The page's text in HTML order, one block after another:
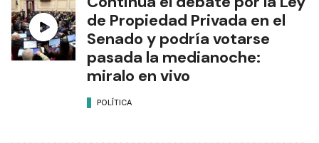
de Propiedad Privada en el
Senado y podría votarse
pasada la medianoche:
miralo en vivo
POLÍTICA